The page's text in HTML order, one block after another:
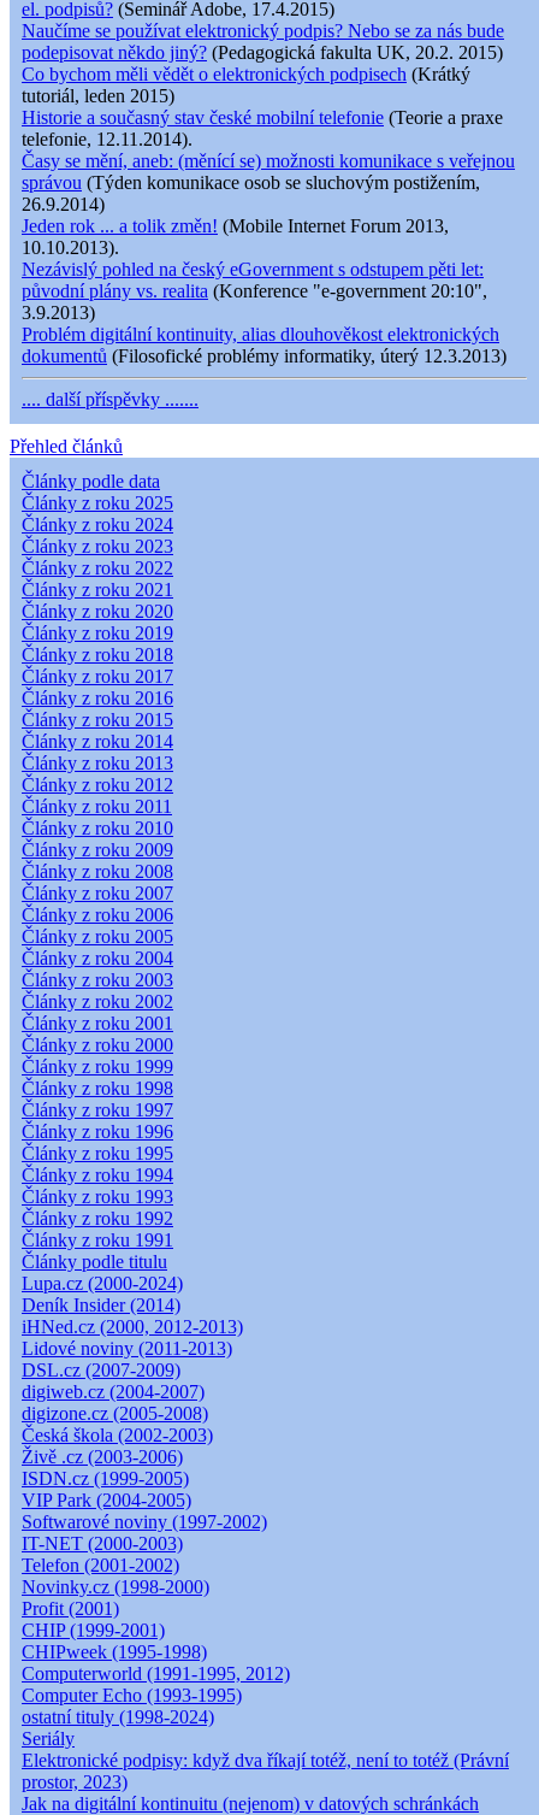
el. podpisů? (Seminář Adobe, 17.4.2015)
Naučíme se používat elektronický podpis? Nebo se za nás bude
podepisovat někdo jiný? (Pedagogická fakulta UK, 20.2. 2015)
Co bychom měli vědět o elektronických podpisech (Krátký
tutoriál, leden 2015)
Historie a současný stav české mobilní telefonie (Teorie a praxe
telefonie, 12.11.2014).
Časy se mění, aneb: (měnící se) možnosti komunikace s veřejnou
správou (Týden komunikace osob se sluchovým postižením,
26.9.2014)
Jeden rok ... a tolik změn! (Mobile Internet Forum 2013,
10.10.2013).
Nezávislý pohled na český eGovernment s odstupem pěti let:
původní plány vs. realita (Konference "e-government 20:10",
3.9.2013)
Problém digitální kontinuity, alias dlouhověkost elektronických
dokumentů (Filosofické problémy informatiky, úterý 12.3.2013)
.... další příspěvky .......
Přehled článků
Články podle data
Články z roku 2025
Články z roku 2024
Články z roku 2023
Články z roku 2022
Články z roku 2021
Články z roku 2020
Články z roku 2019
Články z roku 2018
Články z roku 2017
Články z roku 2016
Články z roku 2015
Články z roku 2014
Články z roku 2013
Články z roku 2012
Články z roku 2011
Články z roku 2010
Články z roku 2009
Články z roku 2008
Články z roku 2007
Články z roku 2006
Články z roku 2005
Články z roku 2004
Články z roku 2003
Články z roku 2002
Články z roku 2001
Články z roku 2000
Články z roku 1999
Články z roku 1998
Články z roku 1997
Články z roku 1996
Články z roku 1995
Články z roku 1994
Články z roku 1993
Články z roku 1992
Články z roku 1991
Články podle titulu
Lupa.cz (2000-2024)
Deník Insider (2014)
iHNed.cz (2000, 2012-2013)
Lidové noviny (2011-2013)
DSL.cz (2007-2009)
digiweb.cz (2004-2007)
digizone.cz (2005-2008)
Česká škola (2002-2003)
Živě .cz (2003-2006)
ISDN.cz (1999-2005)
VIP Park (2004-2005)
Softwarové noviny (1997-2002)
IT-NET (2000-2003)
Telefon (2001-2002)
Novinky.cz (1998-2000)
Profit (2001)
CHIP (1999-2001)
CHIPweek (1995-1998)
Computerworld (1991-1995, 2012)
Computer Echo (1993-1995)
ostatní tituly (1998-2024)
Seriály
Elektronické podpisy: když dva říkají totéž, není to totéž (Právní
prostor, 2023)
Jak na digitální kontinuitu (nejenom) v datových schránkách